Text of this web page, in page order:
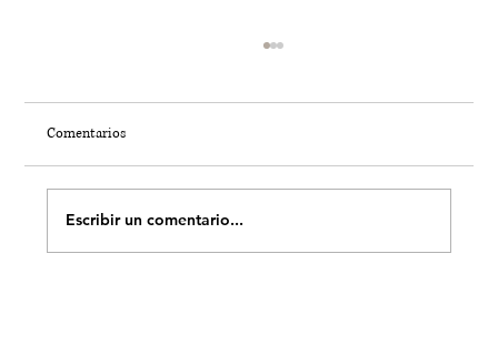
Comentarios
Escribir un comentario...